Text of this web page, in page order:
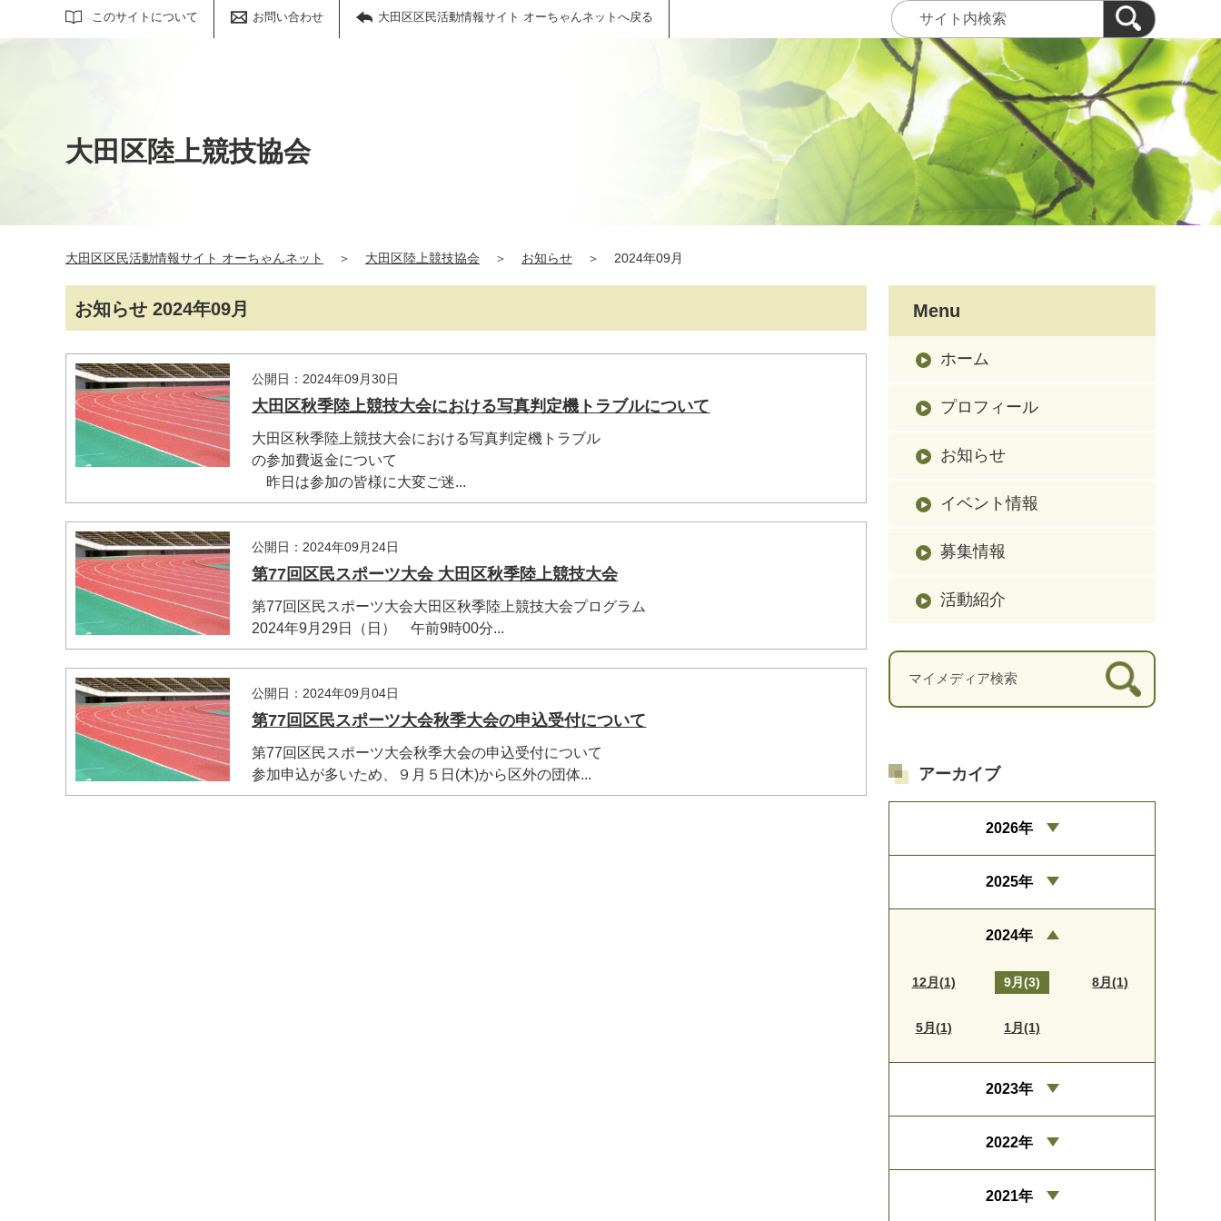
このサイトについて お問い合わせ 大田区区民活動情報サイト オーちゃんネットへ戻る
サイト内検索
大田区陸上競技協会
大田区区民活動情報サイト オーちゃんネット ＞ 大田区陸上競技協会 ＞ お知らせ ＞ 2024年09月
お知らせ 2024年09月
公開日：2024年09月30日
大田区秋季陸上競技大会における写真判定機トラブルについて
大田区秋季陸上競技大会における写真判定機トラブル
の参加費返金について
昨日は参加の皆様に大変ご迷...
公開日：2024年09月24日
第77回区民スポーツ大会 大田区秋季陸上競技大会
第77回区民スポーツ大会大田区秋季陸上競技大会プログラム
2024年9月29日（日） 午前9時00分...
公開日：2024年09月04日
第77回区民スポーツ大会秋季大会の申込受付について
第77回区民スポーツ大会秋季大会の申込受付について
参加申込が多いため、９月５日(木)から区外の団体...
Menu
ホーム
プロフィール
お知らせ
イベント情報
募集情報
活動紹介
アーカイブ
2026年
2025年
2024年
12月(1) 9月(3) 8月(1)
5月(1) 1月(1)
2023年
2022年
2021年